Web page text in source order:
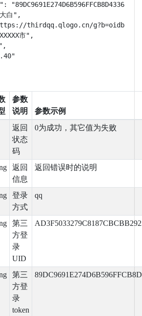
白",
thirdqq.qlogo.cn/
市",
参数
说明
参数示例
返回
状态
码
0为成功，其它值为失败
返回
信息
返回错误时的说明
登录
方式
qq
第三
方登
录
UID
第三
方登
录
token